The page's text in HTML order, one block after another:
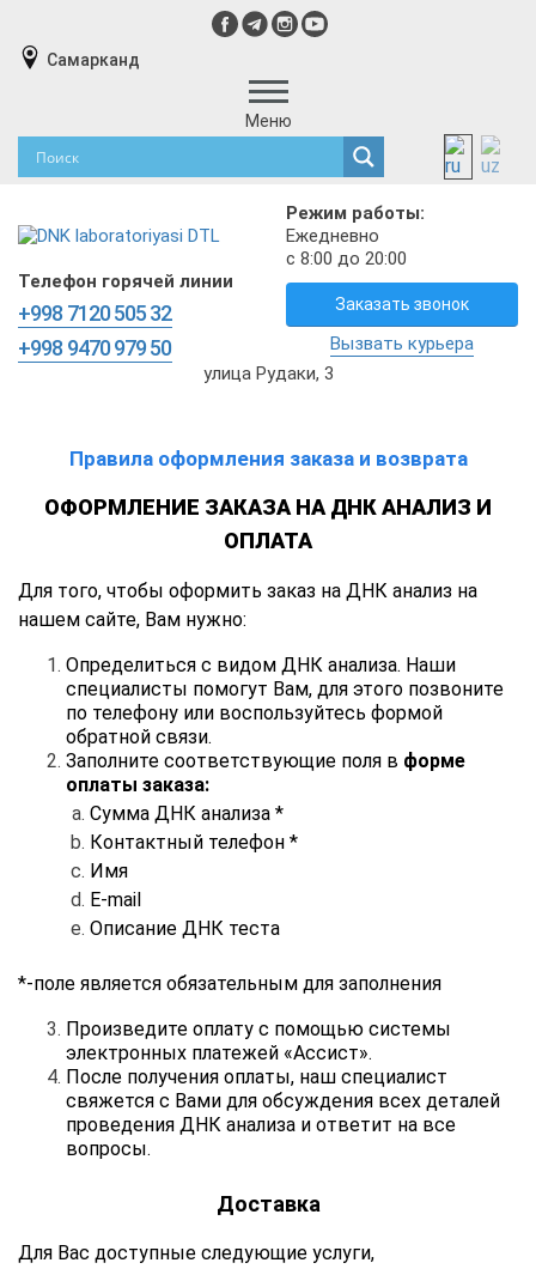
Самарканд
Меню
Режим работы:
Ежедневно
с 8:00 до 20:00
Телефон горячей линии
+998 7120 505 32
+998 9470 979 50
Заказать звонок
Вызвать курьера
улица Рудаки, 3
Правила оформления заказа и возврата
ОФОРМЛЕНИЕ ЗАКАЗА НА ДНК АНАЛИЗ И
ОПЛАТА
Для того, чтобы оформить заказ на ДНК анализ на
нашем сайте, Вам нужно:
Определиться с видом ДНК анализа. Наши
специалисты помогут Вам, для этого позвоните
по телефону или воспользуйтесь формой
обратной связи.
Заполните соответствующие поля в форме
оплаты заказа:
Сумма ДНК анализа *
Контактный телефон *
Имя
E-mail
Описание ДНК теста
*-поле является обязательным для заполнения
Произведите оплату с помощью системы
электронных платежей «Ассист».
После получения оплаты, наш специалист
свяжется с Вами для обсуждения всех деталей
проведения ДНК анализа и ответит на все
вопросы.
Доставка
Для Вас доступные следующие услуги,